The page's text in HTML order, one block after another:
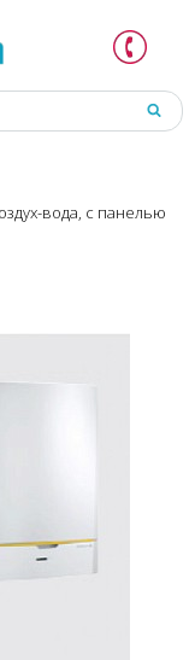
вода, с панелью